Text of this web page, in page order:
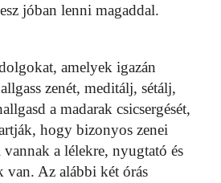
jóban lenni magaddal.
amelyek igazán
zenét, meditálj, sétálj,
a madarak csicsergését,
hogy bizonyos zenei
a lélekre, nyugtató és
van. Az alábbi két órás